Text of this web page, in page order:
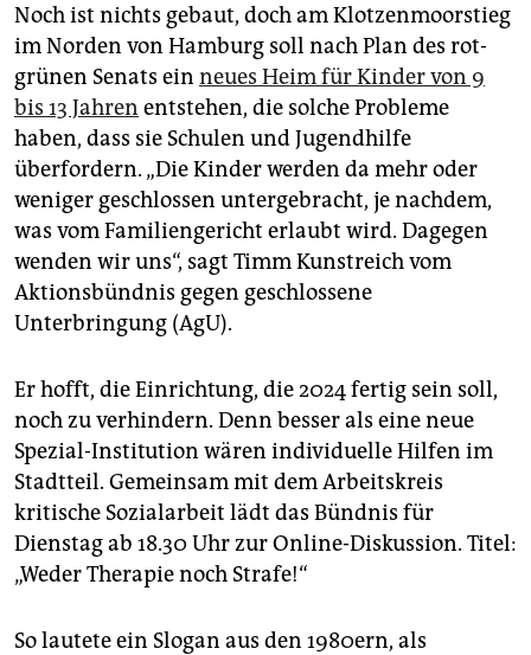
abo
genossenschaft
epaper login
Noch ist nichts gebaut, doch am Klotzenmoorstieg
im Norden von Hamburg soll nach Plan des rot-
grünen Senats ein neues Heim für Kinder von 9
bis 13 Jahren entstehen, die solche Probleme
haben, dass sie Schulen und Jugendhilfe
überfordern. „Die Kinder werden da mehr oder
weniger geschlossen untergebracht, je nachdem,
was vom Familiengericht erlaubt wird. Dagegen
wenden wir uns“, sagt Timm Kunstreich vom
Aktionsbündnis gegen geschlossene
Unterbringung (AgU).
Er hofft, die Einrichtung, die 2024 fertig sein soll,
noch zu verhindern. Denn besser als eine neue
Spezial-Institution wären individuelle Hilfen im
Stadtteil. Gemeinsam mit dem Arbeitskreis
kritische Sozialarbeit lädt das Bündnis für
Dienstag ab 18.30 Uhr zur Online-Diskussion. Titel:
„Weder Therapie noch Strafe!“
So lautete ein Slogan aus den 1980ern, als